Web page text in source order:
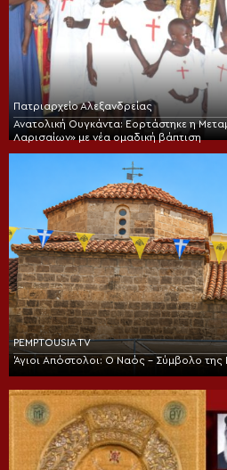
Πατριαρχείο Αλεξανδρείας
Ανατολική Ουγκάντα: Εορτάστηκε η
Λαρισαίων» με νέα ομαδική βάπτιση
PEMPTOUSIA TV
Άγιοι Απόστολοι: Ο Ναός – Σύμβολο